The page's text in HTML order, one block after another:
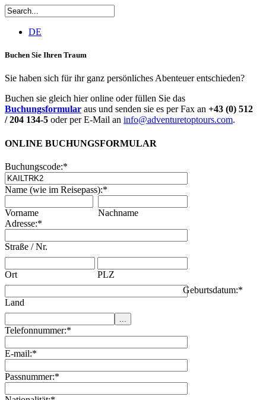
DE
Buchen Sie Ihren Traum
Sie haben sich für ihr ganz persönliches Abenteuer entschieden?
Buchen sie gleich hier online oder füllen Sie das
Buchungsformular aus und senden sie es per Fax an +43 (0) 512
/ 204 134-5 oder per E-Mail an info@adventuretoptours.com.
ONLINE BUCHUNGSFORMULAR
Buchungscode:*
Name (wie im Reisepass):*
Vorname
Nachname
Adresse:*
Straße / Nr.
Ort PLZ
Land
Geburtsdatum:*
Telefonnummer:*
E-mail:*
Passnummer:*